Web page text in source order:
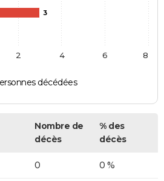
3
décédées
2 4 6 8
Nombre de
décès
% des
décès
0 0 %